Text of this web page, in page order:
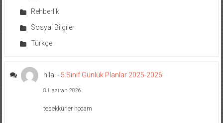
Rehberlik
Sosyal Bilgiler
Türkçe
hilal - 5.Sınıf Günlük Planlar 2025-2026
8 Haziran 2026
tesekkürler hocam